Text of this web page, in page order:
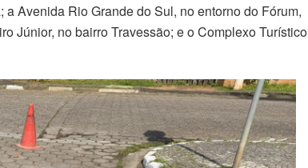
Avenida Rio Grande do Sul, no entorno do Fórum,
Júnior, no bairro Travessão; e o Complexo Turístico